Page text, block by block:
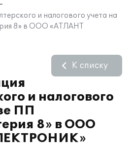
и налогового учета на
8» в ООО «АТЛАНТ
и налогового
ПП
8» в ООО
К списку